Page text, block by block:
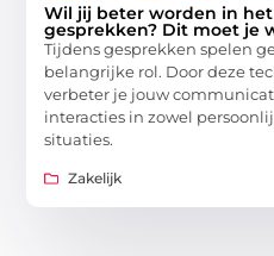
Wil jij beter worden in
gesprekken? Dit moet je
Tijdens gesprekken spelen
belangrijke rol. Door deze
verbeter je jouw
interacties in zowel
situaties.
Zakelijk